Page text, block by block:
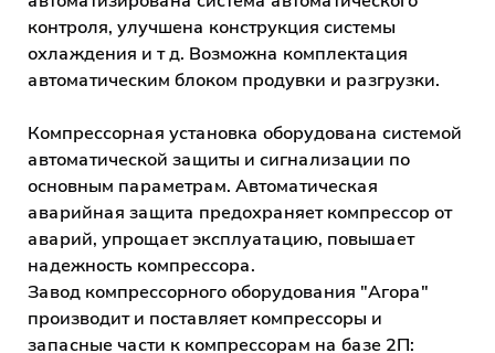
контроля, улучшена конструкция системы
охлаждения и т д. Возможна комплектация
автоматическим блоком продувки и разгрузки.
Компрессорная установка оборудована системой
автоматической защиты и сигнализации по
основным параметрам. Автоматическая
аварийная защита предохраняет компрессор от
аварий, упрощает эксплуатацию, повышает
надежность компрессора.
Завод компрессорного оборудования "Агора"
производит и поставляет компрессоры и
запасные части к компрессорам на базе 2П: